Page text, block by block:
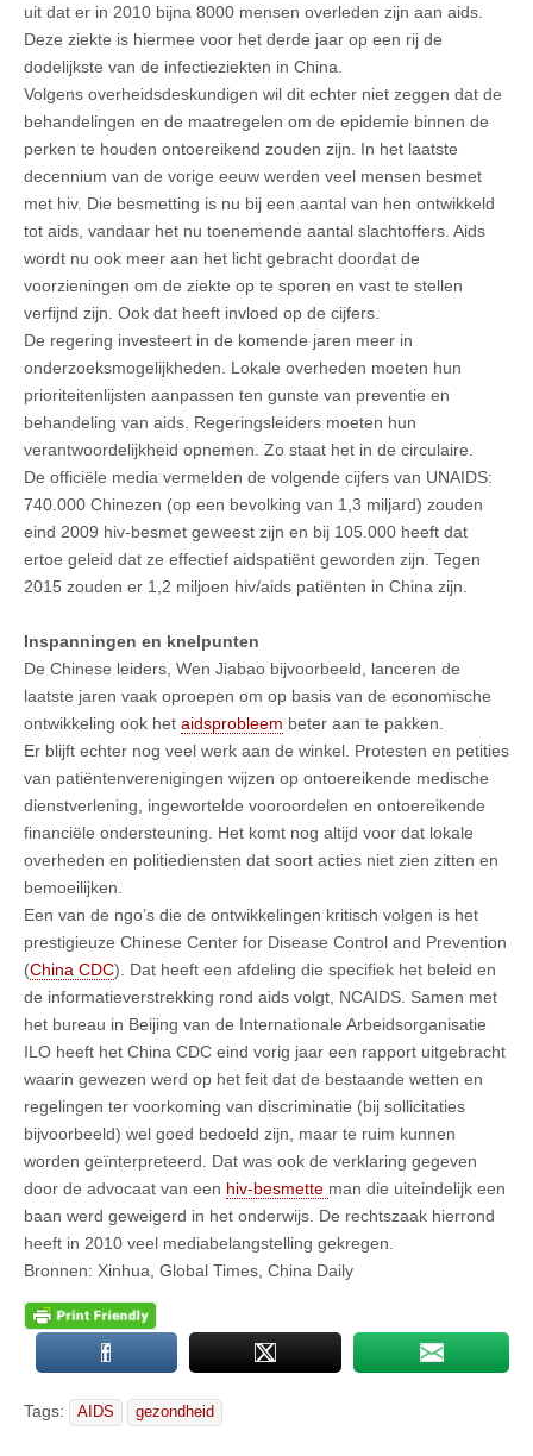
uit dat er in 2010 bijna 8000 mensen overleden zijn aan aids.
Deze ziekte is hiermee voor het derde jaar op een rij de
dodelijkste van de infectieziekten in China.
Volgens overheidsdeskundigen wil dit echter niet zeggen dat de
behandelingen en de maatregelen om de epidemie binnen de
perken te houden ontoereikend zouden zijn. In het laatste
decennium van de vorige eeuw werden veel mensen besmet
met hiv. Die besmetting is nu bij een aantal van hen ontwikkeld
tot aids, vandaar het nu toenemende aantal slachtoffers. Aids
wordt nu ook meer aan het licht gebracht doordat de
voorzieningen om de ziekte op te sporen en vast te stellen
verfijnd zijn. Ook dat heeft invloed op de cijfers.
De regering investeert in de komende jaren meer in
onderzoeksmogelijkheden. Lokale overheden moeten hun
prioriteitenlijsten aanpassen ten gunste van preventie en
behandeling van aids. Regeringsleiders moeten hun
verantwoordelijkheid opnemen. Zo staat het in de circulaire.
De officiële media vermelden de volgende cijfers van UNAIDS:
740.000 Chinezen (op een bevolking van 1,3 miljard) zouden
eind 2009 hiv-besmet geweest zijn en bij 105.000 heeft dat
ertoe geleid dat ze effectief aidspatiënt geworden zijn. Tegen
2015 zouden er 1,2 miljoen hiv/aids patiënten in China zijn.
Inspanningen en knelpunten
De Chinese leiders, Wen Jiabao bijvoorbeeld, lanceren de
laatste jaren vaak oproepen om op basis van de economische
ontwikkeling ook het aidsprobleem beter aan te pakken.
Er blijft echter nog veel werk aan de winkel. Protesten en petities
van patiëntenverenigingen wijzen op ontoereikende medische
dienstverlening, ingewortelde vooroordelen en ontoereikende
financiële ondersteuning. Het komt nog altijd voor dat lokale
overheden en politiediensten dat soort acties niet zien zitten en
bemoeilijken.
Een van de ngo’s die de ontwikkelingen kritisch volgen is het
prestigieuze Chinese Cen­ter for Disease Control and Prevention
(China CDC). Dat heeft een afdeling die specifiek het beleid en
de informatieverstrekking rond aids volgt, NCAIDS. Samen met
het bureau in Beijing van de Internationale Arbeidsorganisatie
ILO heeft het China CDC eind vorig jaar een rapport uitgebracht
waarin gewezen werd op het feit dat de bestaande wetten en
regelingen ter voorkoming van discriminatie (bij sollicitaties
bijvoorbeeld) wel goed bedoeld zijn, maar te ruim kunnen
worden geïnterpreteerd. Dat was ook de verklaring gegeven
door de advocaat van een hiv-besmette man die uiteindelijk een
baan werd geweigerd in het onderwijs. De rechtszaak hierrond
heeft in 2010 veel mediabelangstelling gekregen.
Bronnen: Xinhua, Global Times, China Daily
Tags: AIDS gezondheid